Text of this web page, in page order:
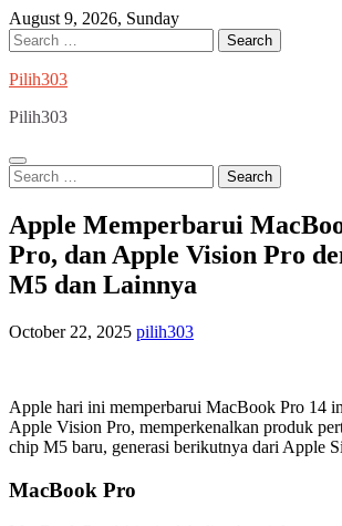
Skip
to
content
August 9, 2026, Sunday
Search
for:
Pilih303
Pilih303
Search
for:
Apple Memperbarui
Pro, dan Apple Vision Pro
M5 dan Lainnya
October 22, 2025 pilih303
Apple hari ini memperbarui MacBook Pro 14
Apple Vision Pro, memperkenalkan produk
chip M5 baru, generasi berikutnya dari Apple
MacBook Pro